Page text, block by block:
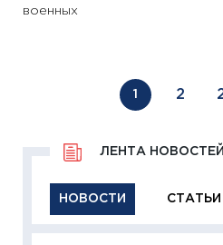
военных
1 2
НОВОСТИ СТАТЬИ
ЛЕНТА НОВОСТЕЙ